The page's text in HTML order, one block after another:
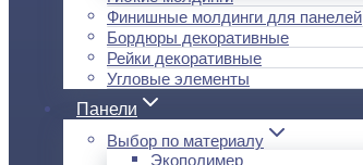
Финишные молдинги для панелей
Бордюры декоративные
Рейки декоративные
Угловые элементы
Панели
Выбор по материалу
Экополимер